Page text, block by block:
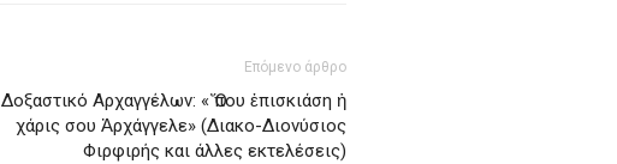
Επόμενο άρθρο
Δοξαστικό Αρχαγγέλων: « Ὅπου ἐπισκιάση ἡ
χάρις σου Ἀρχάγγελε» (Διακο-Διονύσιος
Φιρφιρής και άλλες εκτελέσεις)